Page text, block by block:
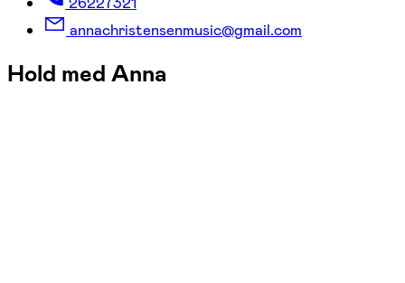
annachristensenmusic@gmail.com
Hold med Anna